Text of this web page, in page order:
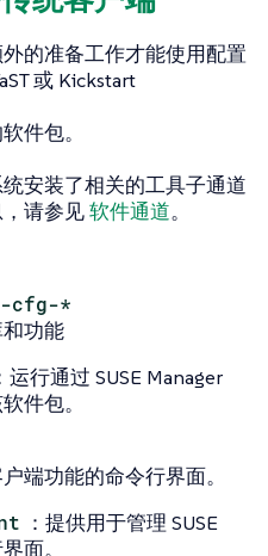
的准备工作才能使用配置
或 Kickstart
件包。
安装了相关的工具子通道
请参见软件通道。
cfg-*
功能
运行通过 SUSE Manager
件包。
端功能的命令行界面。
：提供用于管理 SUSE
面。